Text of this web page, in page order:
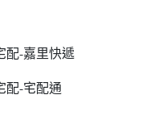
配-嘉里快遞
配-宅配通